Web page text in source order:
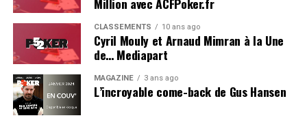
Million avec ACFPoker.fr
CLASSEMENTS 10 ans ago
Cyril Mouly et Arnaud Mimran à la Une
de… Mediapart
MAGAZINE 3 ans ago
L’incroyable come-back de Gus Hansen